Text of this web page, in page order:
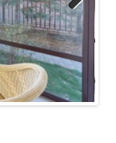
Next